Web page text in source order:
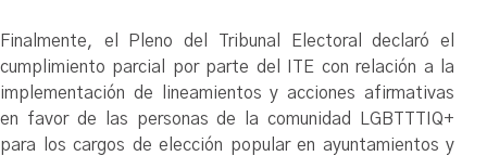
Finalmente, el Pleno del Tribunal Electoral declaró el
cumplimiento parcial por parte del ITE con relación a la
implementación de lineamientos y acciones afirmativas
en favor de las personas de la comunidad LGBTTTIQ+
para los cargos de elección popular en ayuntamientos y